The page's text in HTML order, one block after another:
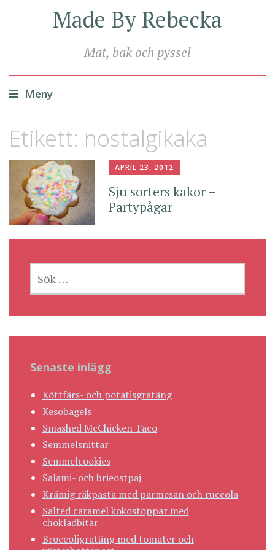
Made By Rebecka
Mat, bak och pyssel
Meny
till
Etikett: nostalgikaka
APRIL 23, 2012
Sju sorters kakor –
Partypågar
EFTER:
Senaste inlägg
Köttfärs- och potatisgratäng
Kesobagels
Smashed McChicken Taco
Semmelsnittar
Semmelcookies
Salami- och brieostpaj
Krämig räkpasta med parmesan och ruccola
Salted caramel kokostoppar med
chokladbitar
Broccoligratäng med tomater och